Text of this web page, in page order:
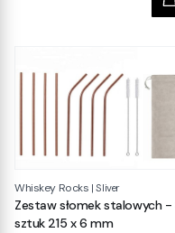
Whiskey Rocks |Sliver
Zestaw słomek stalowych -
sztuk 215 x 6 mm